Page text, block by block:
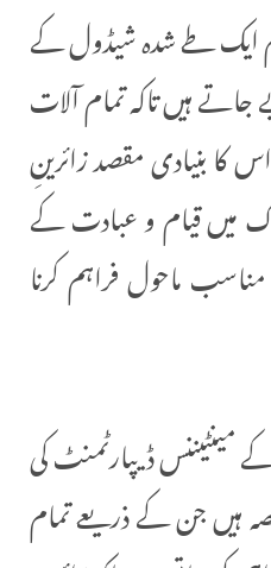
ایک طے شدہ شیڈول کے
جاتے ہیں تاکہ تمام آلات
کا بنیادی مقصد زائرینِ
میں قیام و عبادت کے
ماحول فراہم کرنا
مینٹیننس ڈیپارٹمنٹ کی
ہیں جن کے ذریعے تمام